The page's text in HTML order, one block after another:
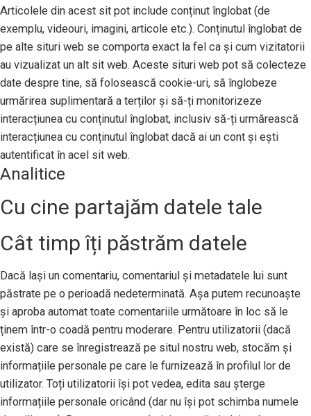
Articolele din acest sit pot include conținut înglobat (de
exemplu, videouri, imagini, articole etc.). Conținutul înglobat de
pe alte situri web se comporta exact la fel ca și cum vizitatorii
au vizualizat un alt sit web. Aceste situri web pot să colecteze
date despre tine, să folosească cookie-uri, să înglobeze
urmărirea suplimentară a terților și să-ți monitorizeze
interacțiunea cu conținutul înglobat, inclusiv să-ți urmărească
interacțiunea cu conținutul înglobat dacă ai un cont și ești
autentificat în acel sit web.
Analitice
Cu cine partajăm datele tale
Cât timp îți păstrăm datele
Dacă lași un comentariu, comentariul și metadatele lui sunt
păstrate pe o perioadă nedeterminată. Așa putem recunoaște
și aproba automat toate comentariile următoare în loc să le
ținem într-o coadă pentru moderare. Pentru utilizatorii (dacă
există) care se înregistrează pe situl nostru web, stocăm și
informațiile personale pe care le furnizează în profilul lor de
utilizator. Toți utilizatorii își pot vedea, edita sau șterge
informațiile personale oricând (dar nu își pot schimba numele